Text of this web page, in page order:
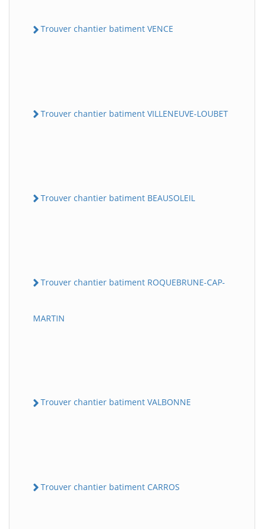
Trouver chantier batiment VENCE
Trouver chantier batiment VILLENEUVE-LOUBET
Trouver chantier batiment BEAUSOLEIL
Trouver chantier batiment ROQUEBRUNE-CAP-
MARTIN
Trouver chantier batiment VALBONNE
Trouver chantier batiment CARROS